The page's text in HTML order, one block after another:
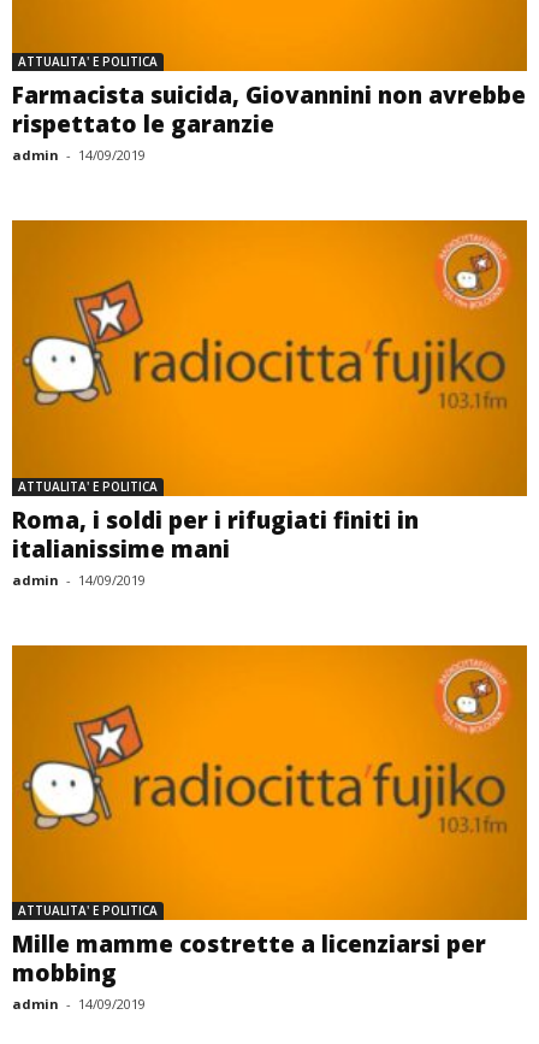
ATTUALITA' E POLITICA
Farmacista suicida, Giovannini non avrebbe
rispettato le garanzie
admin - 14/09/2019
ATTUALITA' E POLITICA
Roma, i soldi per i rifugiati finiti in
italianissime mani
admin - 14/09/2019
ATTUALITA' E POLITICA
Mille mamme costrette a licenziarsi per
mobbing
admin - 14/09/2019